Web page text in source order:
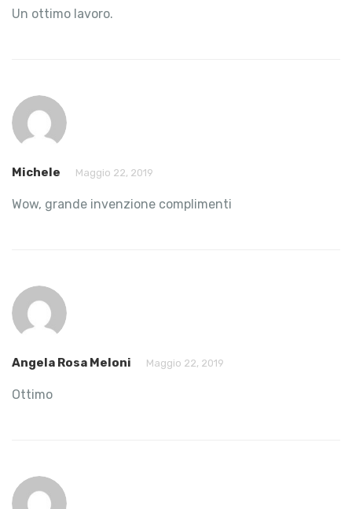
Un ottimo lavoro.
Michele Maggio 22, 2019
Wow, grande invenzione complimenti
Angela Rosa Meloni Maggio 22, 2019
Ottimo